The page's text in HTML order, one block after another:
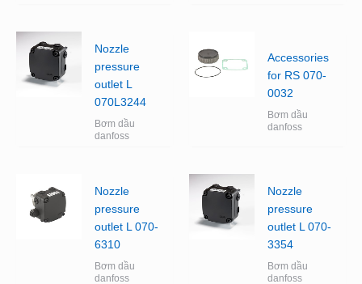
Nozzle
pressure
outlet L
070L3244
Bơm dầu
danfoss
Accessories
for RS 070-
0032
Bơm dầu
danfoss
Nozzle
pressure
outlet L 070-
6310
Bơm dầu
danfoss
Nozzle
pressure
outlet L 070-
3354
Bơm dầu
danfoss